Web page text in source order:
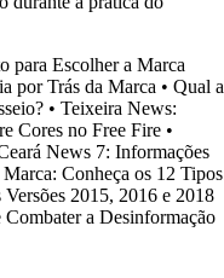
para Escolher a Marca
por Trás da Marca • Qual a
• Teixeira News:
Cores no Free Fire •
News 7: Informações
Conheça os 12 Tipos
2015, 2016 e 2018
a Desinformação